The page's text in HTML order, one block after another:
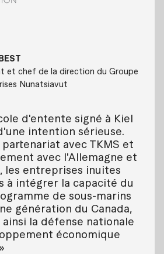
et chef de la direction du Groupe
Nunatsiavut
d'entente signé à Kiel
intention sérieuse.
partenariat avec TKMS et
avec l'Allemagne et
les entreprises inuites
à intégrer la capacité du
de sous-marins
génération du Canada,
la défense nationale
économique